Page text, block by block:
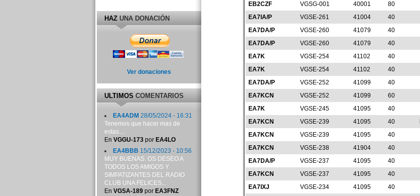
EB2CZF
VGSG-001 40001 80
EA7IA/P
VGSE-261 41004 40
EA7DA/P
VGSE-260 41079 40
EA7DA/P
VGSE-260 41079 40
EA7K
VGSE-254 41102 40
EA7K
VGSE-254 41102 40
EA7DA/P
VGSE-252 41099 40
EA7KCN
VGSE-252 41099 60
EA7K
VGSE-245 41095 40
EA7KCN
VGSE-239 41095 40
EA7KCN
VGSE-239 41095 40
EA7KCN
VGSE-238 41904 40
EA7DA/P
VGSE-237 41095 40
EA7KCN
VGSE-237 41095 40
EA7IXJ
VGSE-234 41095 40
HAZUNA DONACIÓN
Ver donaciones
ULTIMOSCOMENTARIOS
EA4ADM 28/05/2024 - 16:31
Tenemos que hacer mas de
estas....
En VGGU-173por EA4LO
EA4BBB 15/12/2023 - 10:56
MUY BUENAS. OS DESEO A
TODOS LOS AMIGOS Y
SIMPATIZANTES DEL RADIO
CLUB UNA FELICES...
En VGSA-189por EA3FNZ